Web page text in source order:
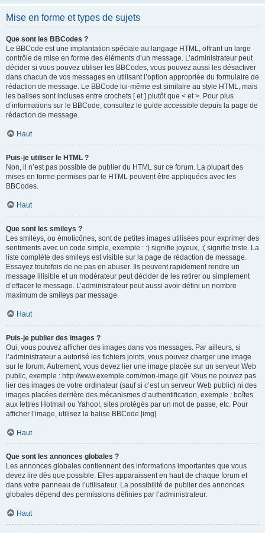
Mise en forme et types de sujets
Que sont les BBCodes ?
Le BBCode est une implantation spéciale au langage HTML, offrant un large
contrôle de mise en forme des éléments d’un message. L’administrateur peut
décider si vous pouvez utiliser les BBCodes, vous pouvez aussi les désactiver
dans chacun de vos messages en utilisant l’option appropriée du formulaire de
rédaction de message. Le BBCode lui-même est similaire au style HTML, mais
les balises sont incluses entre crochets [ et ] plutôt que < et >. Pour plus
d’informations sur le BBCode, consultez le guide accessible depuis la page de
rédaction de message.
Haut
Puis-je utiliser le HTML ?
Non, il n’est pas possible de publier du HTML sur ce forum. La plupart des
mises en forme permises par le HTML peuvent être appliquées avec les
BBCodes.
Haut
Que sont les smileys ?
Les smileys, ou émoticônes, sont de petites images utilisées pour exprimer des
sentiments avec un code simple, exemple : :) signifie joyeux, :( signifie triste. La
liste complète des smileys est visible sur la page de rédaction de message.
Essayez toutefois de ne pas en abuser. Ils peuvent rapidement rendre un
message illisible et un modérateur peut décider de les retirer ou simplement
d’effacer le message. L’administrateur peut aussi avoir défini un nombre
maximum de smileys par message.
Haut
Puis-je publier des images ?
Oui, vous pouvez afficher des images dans vos messages. Par ailleurs, si
l’administrateur a autorisé les fichiers joints, vous pouvez charger une image
sur le forum. Autrement, vous devez lier une image placée sur un serveur Web
public, exemple : http://www.exemple.com/mon-image.gif. Vous ne pouvez pas
lier des images de votre ordinateur (sauf si c’est un serveur Web public) ni des
images placées derrière des mécanismes d’authentification, exemple : boîtes
aux lettres Hotmail ou Yahoo!, sites protégés par un mot de passe, etc. Pour
afficher l’image, utilisez la balise BBCode [img].
Haut
Que sont les annonces globales ?
Les annonces globales contiennent des informations importantes que vous
devez lire dès que possible. Elles apparaissent en haut de chaque forum et
dans votre panneau de l’utilisateur. La possibilité de publier des annonces
globales dépend des permissions définies par l’administrateur.
Haut